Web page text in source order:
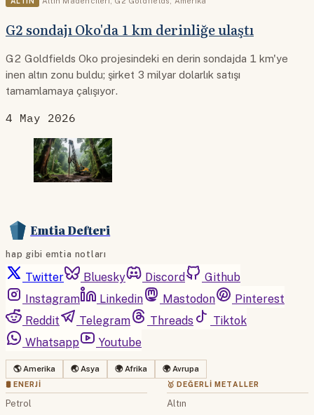
G2 sondajı Oko'da 1 km derinliğe ulaştı
G2 Goldfields Oko projesindeki en derin sondajda 1 km'ye
inen altın zonu buldu; şirket 3 milyar dolarlık satışı
tamamlamaya çalışıyor.
4 May 2026
Emtia Defteri
hap gibi emtia notları
Twitter Bluesky Discord
Github
Instagram
Linkedin Mastodon
Pinterest
Reddit
Telegram Threads
Tiktok
Whatsapp
Youtube
🌎 Amerika 🌏 Asya 🌍 Afrika 🌍 Avrupa
🛢 ENERJI
Petrol
🥇 DEĞERLI METALLER
Altın